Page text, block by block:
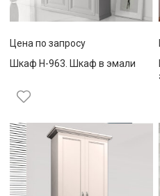
Цена по запросу
Шкаф Н-963. Шкаф в эмали